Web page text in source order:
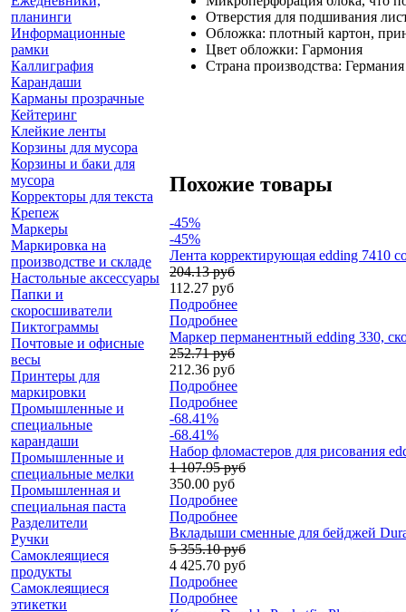
планинги
Информационные
рамки
Каллиграфия
Карандаши
Карманы прозрачные
Кейтеринг
Клейкие ленты
Корзины для мусора
Корзины и баки для
мусора
Корректоры для текста
Крепеж
Маркеры
Маркировка на
производстве и складе
Настольные аксессуары
Папки и
скоросшиватели
Пиктограммы
Почтовые и офисные
весы
Принтеры для
маркировки
Промышленные и
специальные
карандаши
Промышленные и
специальные мелки
Промышленная и
специальная паста
Разделители
Ручки
Самоклеящиеся
продукты
Самоклеящиеся
этикетки
Отверстия для подшивания
Обложка: плотный
Цвет обложки:
Страна производства: Германия
Похожие товары
-45%
-45%
Лента корректирующая edding 7410
204.13 руб
112.27 руб
Подробнее
Подробнее
Маркер перманентный edding 330,
252.71 руб
212.36 руб
Подробнее
Подробнее
-68.41%
-68.41%
Набор фломастеров для рисования
1 107.95 руб
350.00 руб
Подробнее
Подробнее
Вкладыши сменные для бейджей
5 355.10 руб
4 425.70 руб
Подробнее
Подробнее